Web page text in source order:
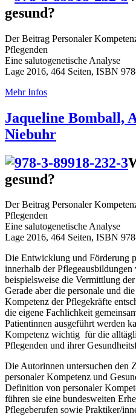
gesund?
Der Beitrag Personaler
Pflegenden
Eine salutogenetische Analyse
Lage 2016, 464 Seiten, ISBN
Mehr Infos
Jaqueline Bomball,
Niebuhr
gesund?
Der Beitrag Personaler
Pflegenden
Eine salutogenetische Analyse
Lage 2016, 464 Seiten, ISBN
Die Entwicklung und Förderung
innerhalb der
beispielsweise die Vermittlung
Gerade aber die personale und
Kompetenz der Pflegekräfte
die eigene Fachlichkeit
Patientinnen ausgeführt werden
Kompetenz wichtig für die
Pflegenden und ihrer
Die Autorinnen untersuchen den
personaler Kompetenz und
Definition von personaler
führen sie eine bundesweiten
Pflegeberufen sowie Praktiker/